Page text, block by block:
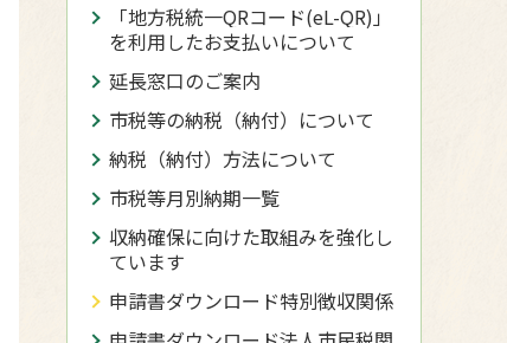
「地方税統一QRコード(eL-QR)」
を利用したお支払いについて
延長窓口のご案内
市税等の納税（納付）について
納税（納付）方法について
市税等月別納期一覧
収納確保に向けた取組みを強化し
ています
申請書ダウンロード特別徴収関係